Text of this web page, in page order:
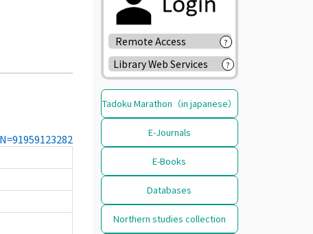
Remote Access ?
Library Web Services ?
Tadoku Marathon（in japanese）
E-Journals
E-Books
Databases
Northern studies collection